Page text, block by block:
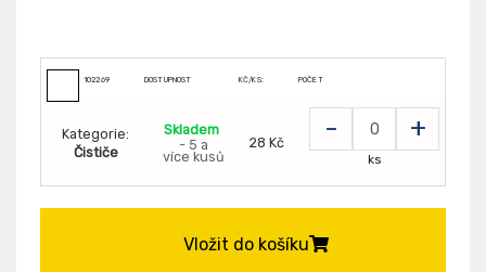
102269 DOSTUPNOST KČ/KS: POČET
Kategorie:
Čističe
Skladem
- 5 a
více kusů
28 Kč - +
ks
Vložit do košíku